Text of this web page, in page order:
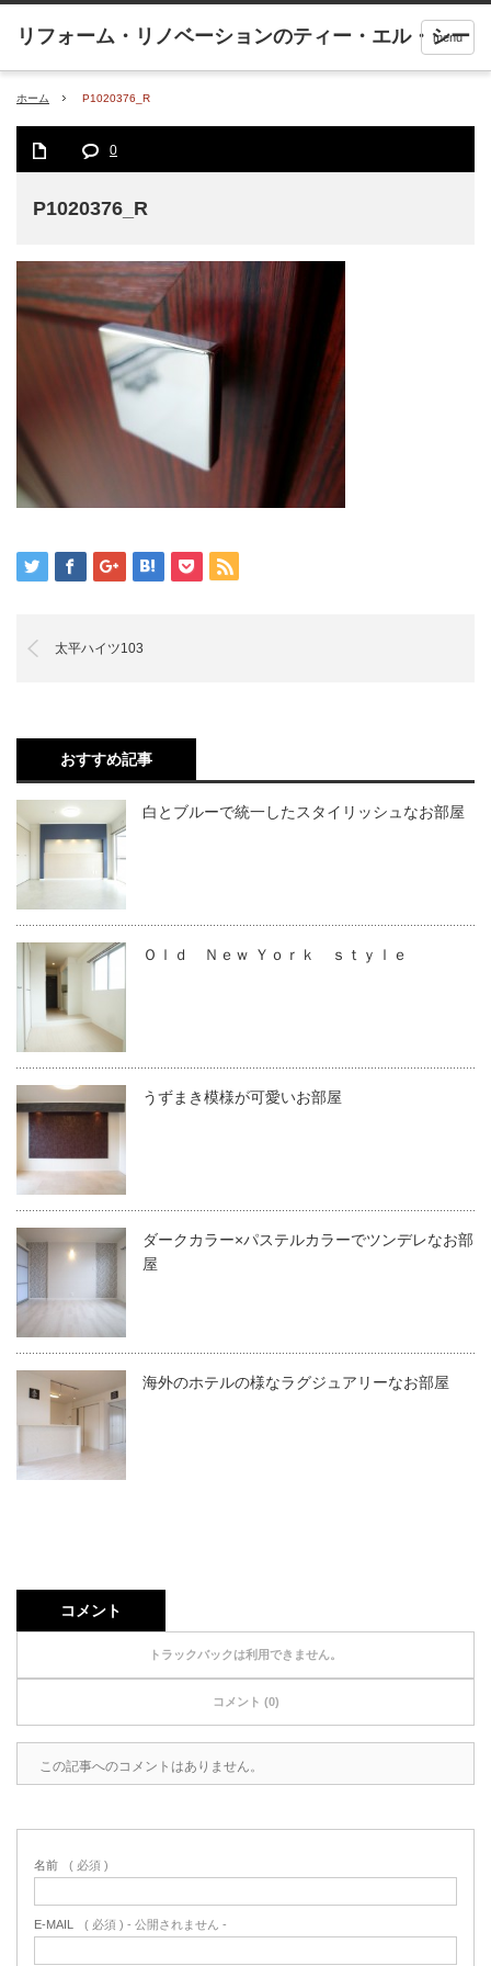
menu
ホーム P1020376_R
0
P1020376_R
太平ハイツ103
おすすめ記事
白とブルーで統一したスタイリッシュなお部屋
Ｏｌｄ Ｎｅｗ Ｙｏｒｋ ｓｔｙｌｅ
うずまき模様が可愛いお部屋
ダークカラー×パステルカラーでツンデレなお部
屋
海外のホテルの様なラグジュアリーなお部屋
コメント
トラックバックは利用できません。
コメント (0)
この記事へのコメントはありません。
名前 ( 必須 )
E-MAIL ( 必須 ) - 公開されません -